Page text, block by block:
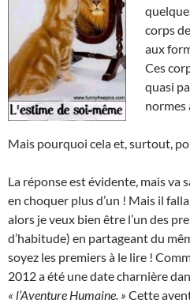
corps
aux
Ces
quasi
normes
Mais pourquoi cela et, surtout,
La réponse est évidente, mais va
en choquer plus d’un ! Mais il
alors je veux bien être l’un des
d’habitude) en partageant du
soyez les premiers à le lire !
2012 a été une date charnière
« l’Aventure Humaine. » Cette